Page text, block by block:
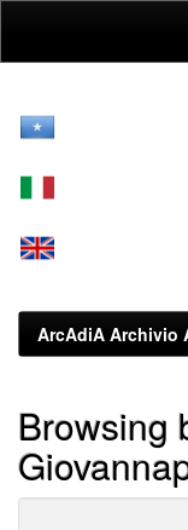
ArcAdiA Archivio
Browsing